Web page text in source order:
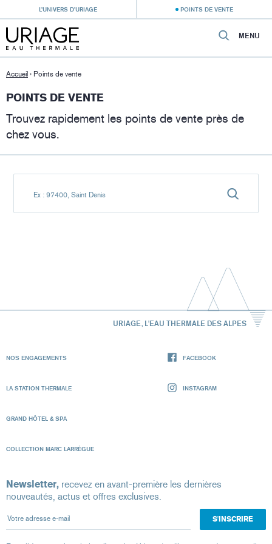
L’UNIVERS D’URIAGE POINTS DE VENTE
MENU
Accueil › Points de vente
POINTS DE VENTE
Trouvez rapidement les points de vente près de
chez vous.
URIAGE, L'EAU THERMALE DES ALPES
NOS ENGAGEMENTS
LA STATION THERMALE
GRAND HÔTEL & SPA
COLLECTION MARC LARRÈGUE
FACEBOOK
INSTAGRAM
Newsletter, recevez en avant-première les dernières
nouveautés, actus et offres exclusives.
Votre adresse e-mail